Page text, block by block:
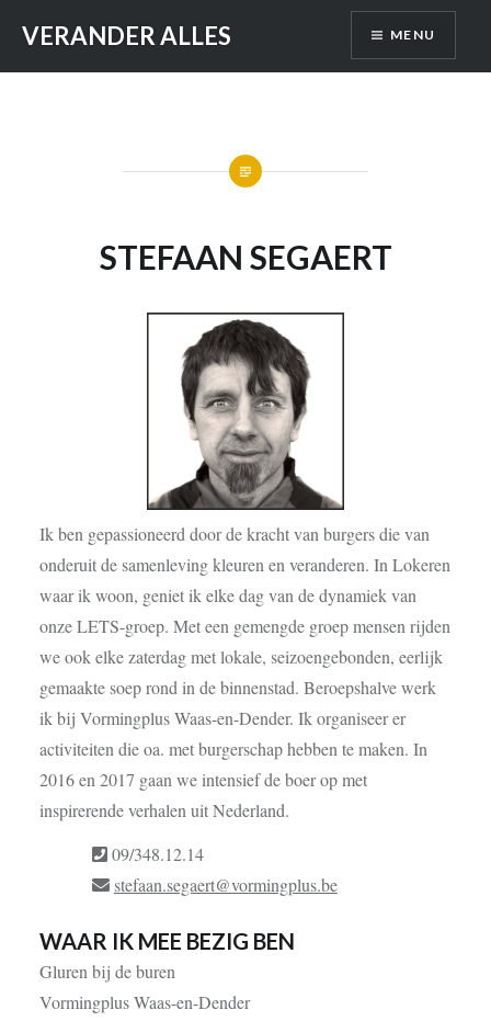
content
VERANDER ALLES MENU
STEFAAN SEGAERT
Ik ben gepassioneerd door de kracht van burgers die van
onderuit de samenleving kleuren en veranderen. In Lokeren
waar ik woon, geniet ik elke dag van de dynamiek van
onze LETS-groep. Met een gemengde groep mensen rijden
we ook elke zaterdag met lokale, seizoengebonden, eerlijk
gemaakte soep rond in de binnenstad. Beroepshalve werk
ik bij Vormingplus Waas-en-Dender. Ik organiseer er
activiteiten die oa. met burgerschap hebben te maken. In
2016 en 2017 gaan we intensief de boer op met
inspirerende verhalen uit Nederland.
09/348.12.14
stefaan.segaert@vormingplus.be
WAAR IK MEE BEZIG BEN
Gluren bij de buren
Vormingplus Waas-en-Dender